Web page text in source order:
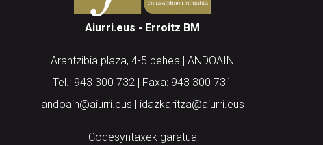
Aiurri.eus - Erroitz BM
Arantzibia plaza, 4-5 behea | ANDOAIN
Tel.: 943 300 732 | Faxa: 943 300 731
andoain@aiurri.eus | idazkaritza@aiurri.eus
Codesyntaxek garatua